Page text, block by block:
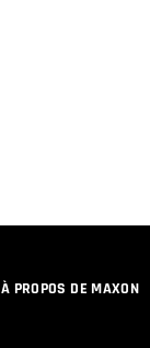
À PROPOS DE MAXON